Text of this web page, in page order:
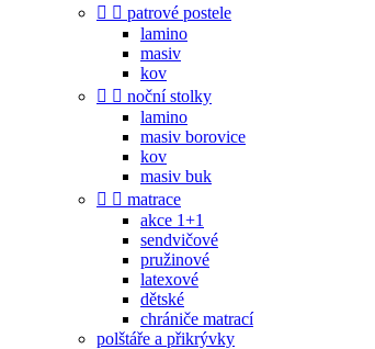
  patrové postele
lamino
masiv
kov
  noční stolky
lamino
masiv borovice
kov
masiv buk
  matrace
akce 1+1
sendvičové
pružinové
latexové
dětské
chrániče matrací
polštáře a přikrývky